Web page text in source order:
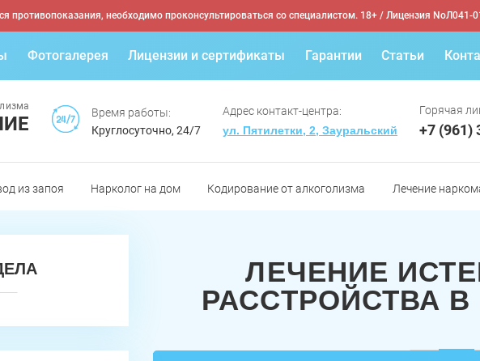
противопоказания, необходимо проконсультироваться со специалистом. 18+ / Лицензия NoЛ041-
Фотогалерея Лицензии и сертификаты Гарантии Статьи
Время работы:
Круглосуточно, 24/7
Адрес контакт-центра:
ул. Пятилетки, 2, Зауральский
Горячая
+7 (961)
из запоя Нарколог на дом Кодирование от алкоголизма Лечение
ЛЕЧЕНИЕ
РАССТРОЙСТВА